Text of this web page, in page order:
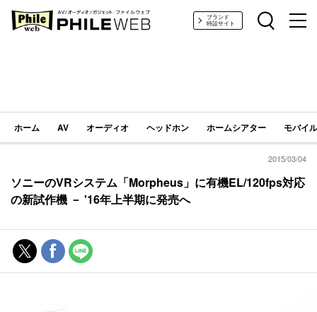
PHILE WEB｜AV/オーディオ/ガジェットブランド
特設サイト
ホーム AV オーディオ ヘッドホン ホームシアター モバイ
2015/03/04
ソニーのVRシステム「Morpheus」に有機EL/120fps対応
の新試作機 － '16年上半期に発売へ